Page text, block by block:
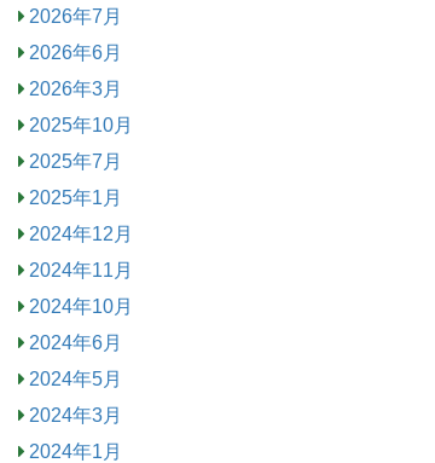
2026年7月
2026年6月
2026年3月
2025年10月
2025年7月
2025年1月
2024年12月
2024年11月
2024年10月
2024年6月
2024年5月
2024年3月
2024年1月